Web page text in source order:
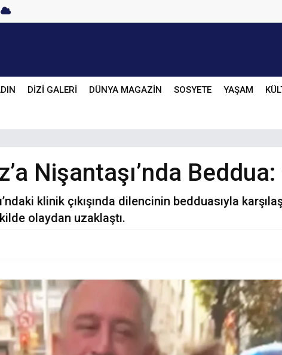
DİZİ GALERİ DÜNYA MAGAZİN SOSYETE YAŞAM
Nişantaşı’nda
klinik çıkışında dilencinin bedduasıyla
olaydan uzaklaştı.